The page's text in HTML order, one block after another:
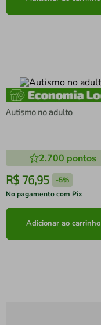
Autismo no adulto
2.700 pontos
R$ 76,95 -5%
No pagamento com Pix
Adicionar ao carrinho